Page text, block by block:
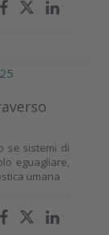
se sistemi di
eguagliare,
umana